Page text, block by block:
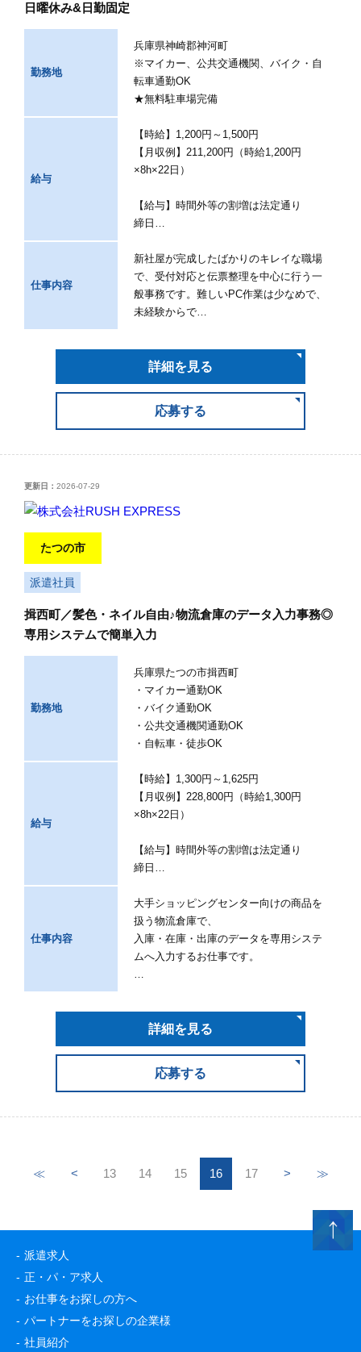
日曜休み&日勤固定
勤務地
兵庫県神崎郡神河町
※マイカー、公共交通機関、バイク・自
転車通勤OK
★無料駐車場完備
給与
【時給】1,200円～1,500円
【月収例】211,200円（時給1,200円
×8h×22日）
【給与】時間外等の割増は法定通り
締日…
仕事内容
新社屋が完成したばかりのキレイな職場
で、受付対応と伝票整理を中心に行う一
般事務です。難しいPC作業は少なめで、
未経験からで…
詳細を見る
応募する
更新日： 2026-07-29
たつの市
派遣社員
揖西町／髪色・ネイル自由♪物流倉庫のデータ入力事務◎
専用システムで簡単入力
勤務地
兵庫県たつの市揖西町
・マイカー通勤OK
・バイク通勤OK
・公共交通機関通勤OK
・自転車・徒歩OK
給与
【時給】1,300円～1,625円
【月収例】228,800円（時給1,300円
×8h×22日）
【給与】時間外等の割増は法定通り
締日…
仕事内容
大手ショッピングセンター向けの商品を
扱う物流倉庫で、
入庫・在庫・出庫のデータを専用システ
ムへ入力するお仕事です。
…
詳細を見る
応募する
≪ < 13 14 15 16 17 > ≫
派遣求人
正・パ・ア求人
お仕事をお探しの方へ
パートナーをお探しの企業様
社員紹介